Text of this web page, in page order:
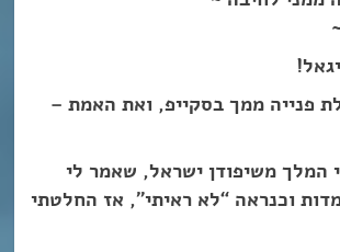
פנייה ממך בסקייפ, ואת האמת –
המלך משיפודן ישראל, שאמר לי
וכנראה “לא ראיתי”, אז החלטתי